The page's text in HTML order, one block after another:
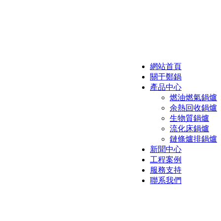
網站首頁
關于鄭鍋
產品中心
燃油燃氣鍋爐
余熱回收鍋爐
生物質鍋爐
流化床鍋爐
鏈條爐排鍋爐
新聞中心
工程案例
服務支持
聯系我們